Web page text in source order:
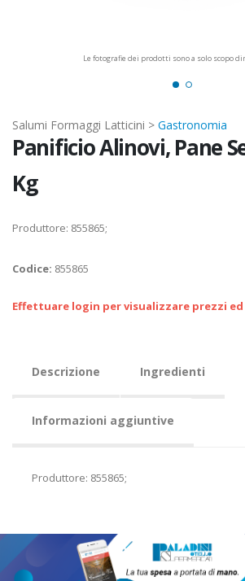
Le fotografie dei prodotti sono a solo scopo
Salumi Formaggi Latticini > Gastronomia
Panificio Alinovi, Pane
Kg
Produttore: 855865;
Codice: 855865
Effettuare login per visualizzare prezzi
Descrizione Ingredienti
Informazioni aggiuntive
Produttore: 855865;